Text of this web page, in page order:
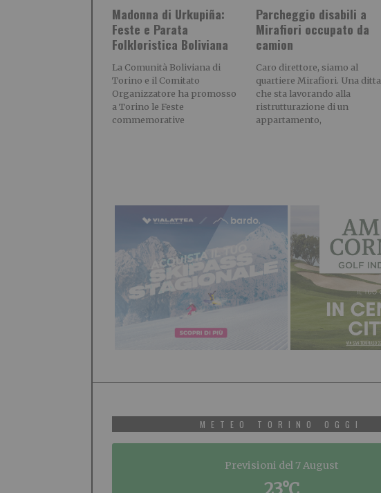
Madonna di Urkupiña:
Feste e Parata
Folkloristica Boliviana
La Comunità Boliviana di
Torino e il Comitato
Organizzatore ha promosso
a Torino le Feste
commemorative
Parcheggio disabili a
Mirafiori occupato da
camion
Caro direttore, siamo al
quartiere Mirafiori. Una ditta
che sta lavorando alla
ristrutturazione di un
appartamento,
METEO TORINO OGGI
Previsioni del 7 August